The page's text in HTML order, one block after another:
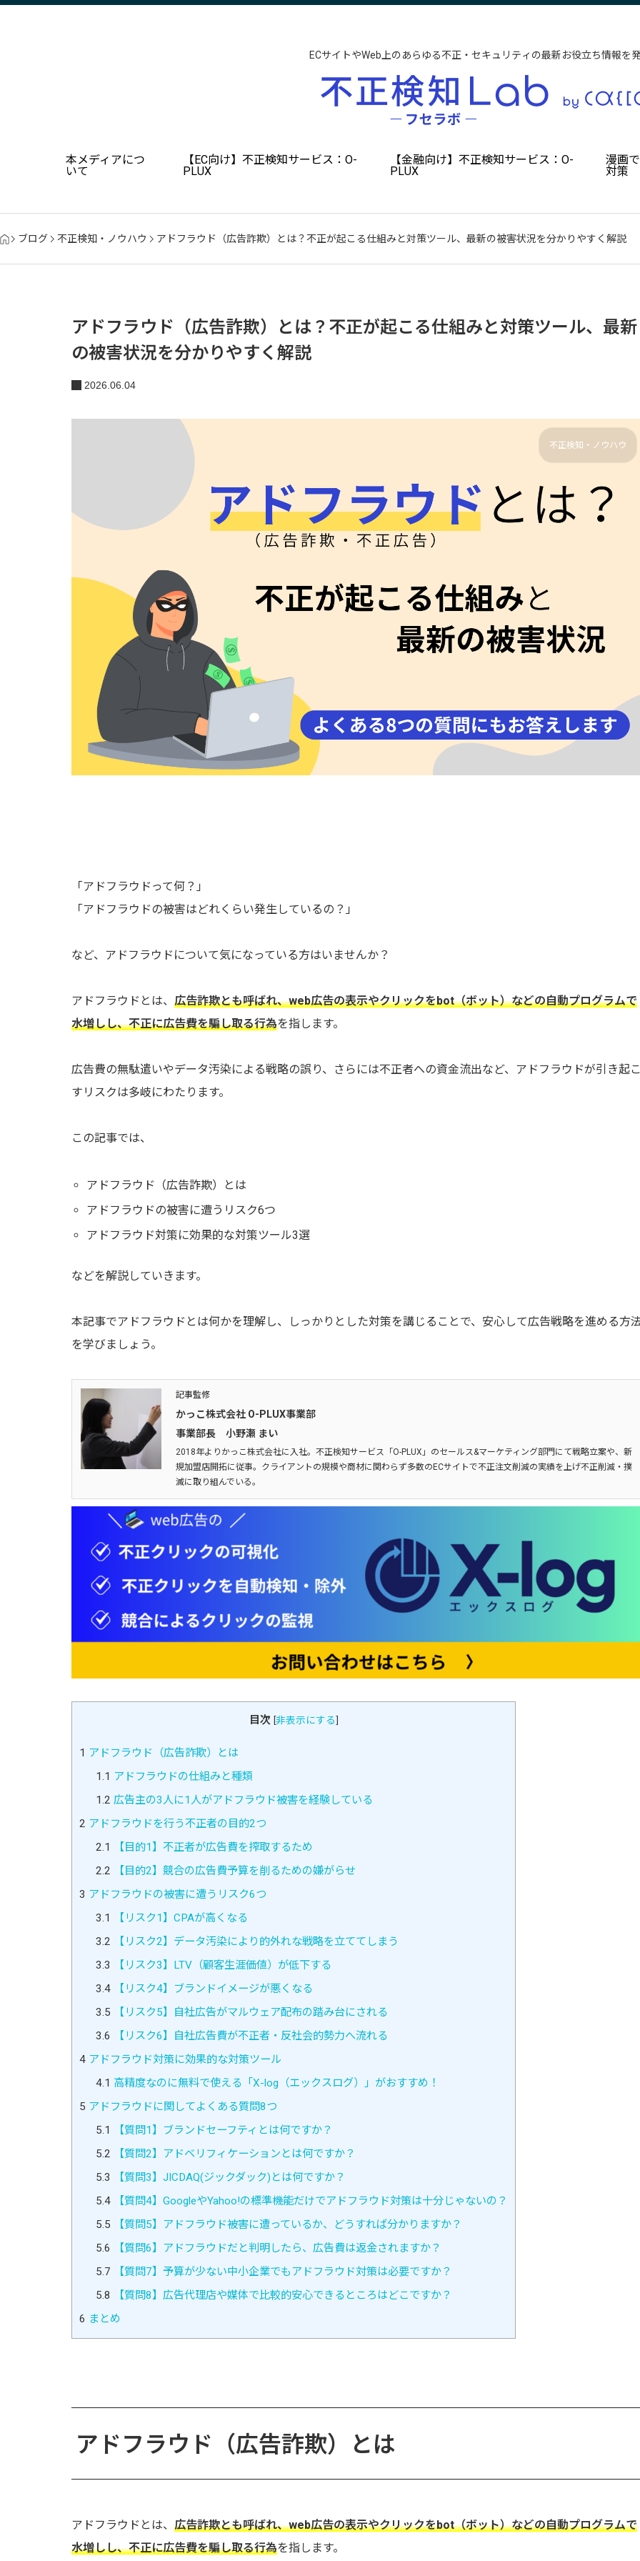
ECサイトやWeb上のあらゆる不正・セキュリティの最新お役立ち情報を
本メディアにつ
いて
【EC向け】不正検知サービス：O-
PLUX
【金融向け】不正検知サービス：O-
PLUX
漫画
対策
ブログ 不正検知・ノウハウ アドフラウド（広告詐欺）とは？不正が起こる仕組みと対策ツール、最新の被害状況を分かりやすく解説
アドフラウド（広告詐欺）とは？不正が起こる仕組みと対策ツール、最新
の被害状況を分かりやすく解説
2026.06.04
不正検知・ノウハウ
「アドフラウドって何？」
「アドフラウドの被害はどれくらい発生しているの？」
など、アドフラウドについて気になっている方はいませんか？
アドフラウドとは、 広告詐欺とも呼ばれ、web広告の表示やクリックをbot（ボット）などの自動プログラムで
水増しし、不正に広告費を騙し取る行為を指します。
広告費の無駄遣いやデータ汚染による戦略の誤り、さらには不正者への資金流出など、アドフラウドが引き起
すリスクは多岐にわたります。
この記事では、
アドフラウド（広告詐欺）とは
アドフラウドの被害に遭うリスク6つ
アドフラウド対策に効果的な対策ツール3選
などを解説していきます。
本記事でアドフラウドとは何かを理解し、しっかりとした対策を講じることで、安心して広告戦略を進める方
を学びましょう。
記事監修
かっこ株式会社 O-PLUX事業部
事業部長 小野瀬 まい
2018年よりかっこ株式会社に入社。不正検知サービス「O-PLUX」のセールス&マーケティング部門にて戦略立案や、新
規加盟店開拓に従事。クライアントの規模や商材に関わらず多数のECサイトで不正注文削減の実績を上げ不正削減・撲
滅に取り組んでいる。
目次 [非表示にする]
1 アドフラウド（広告詐欺）とは
1.1 アドフラウドの仕組みと種類
1.2 広告主の3人に1人がアドフラウド被害を経験している
2 アドフラウドを行う不正者の目的2つ
2.1
【目的1】不正者が広告費を搾取するため
2.2 【目的2】競合の広告費予算を削るための嫌がらせ
3 アドフラウドの被害に遭うリスク6つ
3.1
【リスク1】CPAが高くなる
3.2 【リスク2】データ汚染により的外れな戦略を立ててしまう
3.3 【リスク3】LTV（顧客生涯価値）が低下する
3.4【リスク4】ブランドイメージが悪くなる
3.5 【リスク5】自社広告がマルウェア配布の踏み台にされる
3.6 【リスク6】自社広告費が不正者・反社会的勢力へ流れる
4 アドフラウド対策に効果的な対策ツール
4.1 高精度なのに無料で使える「X-log（エックスログ）」がおすすめ！
5 アドフラウドに関してよくある質問8つ
5.1
【質問1】ブランドセーフティとは何ですか？
5.2 【質問2】アドベリフィケーションとは何ですか？
5.3 【質問3】JICDAQ(ジックダック)とは何ですか？
5.4【質問4】GoogleやYahoo!の標準機能だけでアドフラウド対策は十分じゃないの？
5.5 【質問5】アドフラウド被害に遭っているか、どうすれば分かりますか？
5.6 【質問6】アドフラウドだと判明したら、広告費は返金されますか？
5.7 【質問7】予算が少ない中小企業でもアドフラウド対策は必要ですか？
5.8 【質問8】広告代理店や媒体で比較的安心できるところはどこですか？
6 まとめ
アドフラウド（広告詐欺）とは
アドフラウドとは、 広告詐欺とも呼ばれ、web広告の表示やクリックをbot（ボット）などの自動プログラムで
水増しし、不正に広告費を騙し取る行為を指します。